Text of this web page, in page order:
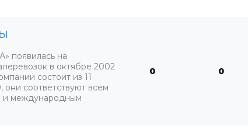
появилась на
в октябре 2002
состоит из 11
они соответствуют всем
и международным
0 0